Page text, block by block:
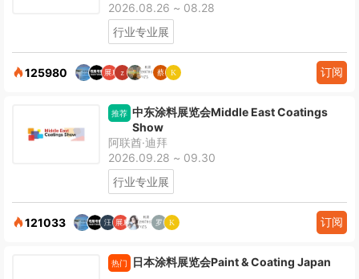
2026.08.26 ~ 08.28
行业专业展
125980 订阅
推荐 中东涂料展览会Middle East Coatings
Show
阿联酋·迪拜
2026.09.28 ~ 09.30
行业专业展
121033 订阅
热门 日本涂料展览会Paint & Coating Japan